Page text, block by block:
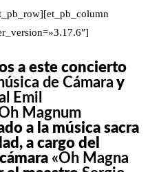
a este concierto
de Cámara y
Emil
Magnum
a la música sacra
a cargo del
«Oh Magna